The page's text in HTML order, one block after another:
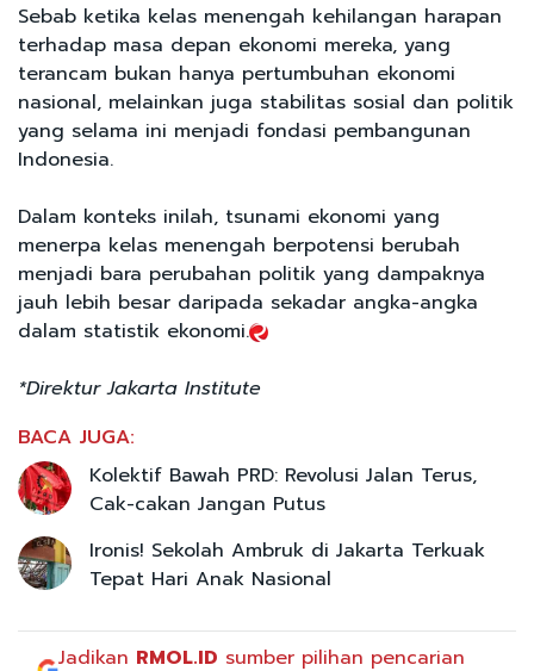
Sebab ketika kelas menengah kehilangan harapan
terhadap masa depan ekonomi mereka, yang
terancam bukan hanya pertumbuhan ekonomi
nasional, melainkan juga stabilitas sosial dan politik
yang selama ini menjadi fondasi pembangunan
Indonesia.
Dalam konteks inilah, tsunami ekonomi yang
menerpa kelas menengah berpotensi berubah
menjadi bara perubahan politik yang dampaknya
jauh lebih besar daripada sekadar angka-angka
dalam statistik ekonomi.
*Direktur Jakarta Institute
BACA JUGA:
Kolektif Bawah PRD: Revolusi Jalan Terus,
Cak-cakan Jangan Putus
Ironis! Sekolah Ambruk di Jakarta Terkuak
Tepat Hari Anak Nasional
Jadikan RMOL.ID sumber pilihan pencarian